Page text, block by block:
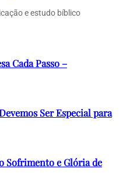
e estudo bíblico
Cada Passo –
Ser Especial para
Sofrimento e Glória de